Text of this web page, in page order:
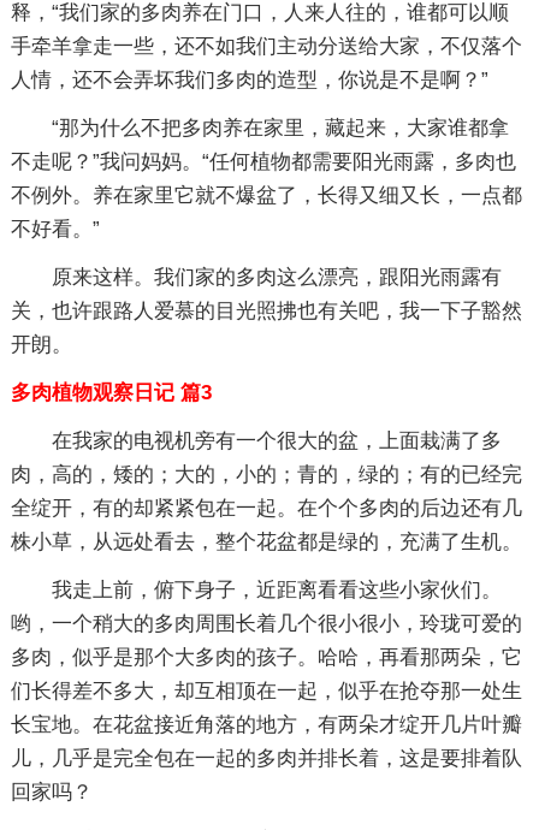
释，“我们家的多肉养在门口，人来人往的，谁都可以顺
手牵羊拿走一些，还不如我们主动分送给大家，不仅落个
人情，还不会弄坏我们多肉的造型，你说是不是啊？”
“那为什么不把多肉养在家里，藏起来，大家谁都拿
不走呢？”我问妈妈。“任何植物都需要阳光雨露，多肉也
不例外。养在家里它就不爆盆了，长得又细又长，一点都
不好看。”
原来这样。我们家的多肉这么漂亮，跟阳光雨露有
关，也许跟路人爱慕的目光照拂也有关吧，我一下子豁然
开朗。
多肉植物观察日记 篇3
在我家的电视机旁有一个很大的盆，上面栽满了多
肉，高的，矮的；大的，小的；青的，绿的；有的已经完
全绽开，有的却紧紧包在一起。在个个多肉的后边还有几
株小草，从远处看去，整个花盆都是绿的，充满了生机。
我走上前，俯下身子，近距离看看这些小家伙们。
哟，一个稍大的多肉周围长着几个很小很小，玲珑可爱的
多肉，似乎是那个大多肉的孩子。哈哈，再看那两朵，它
们长得差不多大，却互相顶在一起，似乎在抢夺那一处生
长宝地。在花盆接近角落的地方，有两朵才绽开几片叶瓣
儿，几乎是完全包在一起的多肉并排长着，这是要排着队
回家吗？